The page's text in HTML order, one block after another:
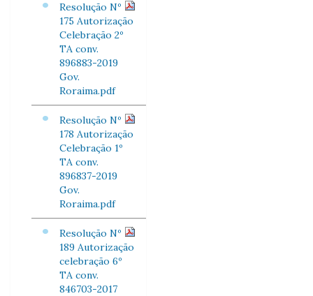
Resolução Nº
175 Autorização
Celebração 2º
TA conv.
896883-2019
Gov.
Roraima.pdf
Resolução Nº
178 Autorização
Celebração 1º
TA conv.
896837-2019
Gov.
Roraima.pdf
Resolução Nº
189 Autorização
celebração 6º
TA conv.
846703-2017